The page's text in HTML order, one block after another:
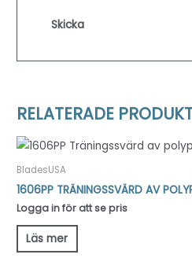
RELATERADE
BladesUSA
1606PP TRÄNINGSSVÄRD AV
Logga in för att se pris
Läs mer